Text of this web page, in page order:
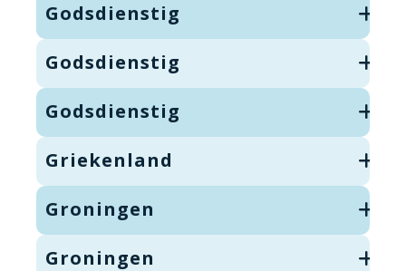
Godsdienstig
Godsdienstig
Godsdienstig
Griekenland
Groningen
Groningen